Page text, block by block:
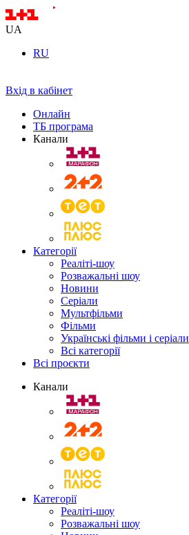
UA
RU
Вхід в кабінет
Онлайн
ТБ програма
Канали
Категорії
Реаліті-шоу
Розважальні шоу
Новини
Серіали
Мультфільми
Фільми
Українські фільми і серіали
Всі категорії
Всі проєкти
Канали
Категорії
Реаліті-шоу
Розважальні шоу